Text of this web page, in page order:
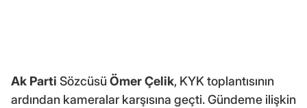
Ak Parti SözcüsüÖmer Çelik, KYK toplantısının
ardından kameralar karşısına geçti. Gündeme ilişkin